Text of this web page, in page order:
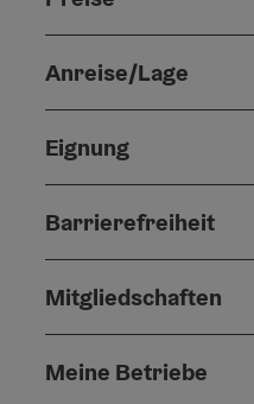
Anreise/Lage
Eignung
Barrierefreiheit
Mitgliedschaften
Meine Betriebe